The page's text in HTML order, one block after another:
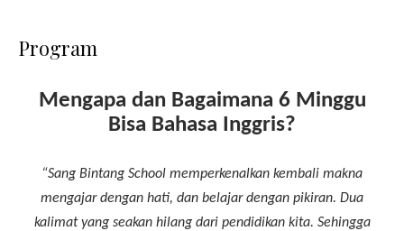
Program
Mengapa dan Bagaimana 6 Minggu
Bisa Bahasa Inggris?
“Sang Bintang School memperkenalkan kembali makna
mengajar dengan hati, dan belajar dengan pikiran. Dua
kalimat yang seakan hilang dari pendidikan kita. Sehingga